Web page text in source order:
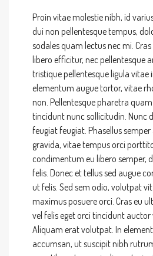
Proin vitae molestie nibh, id
dui non pellentesque tempus,
sodales quam lectus nec mi.
libero efficitur, nec pellentesque
tristique pellentesque ligula vitae
elementum augue tortor, vitae
non. Pellentesque pharetra
tincidunt nunc sollicitudin. Nunc
feugiat feugiat. Phasellus
gravida, vitae tempus orci
condimentum eu libero semper,
felis. Donec et tellus sed augue
ut felis. Sed sem odio, volutpat
maximus posuere orci. Cras eu
vel felis eget orci tincidunt
Aliquam erat volutpat. In
accumsan, ut suscipit nibh